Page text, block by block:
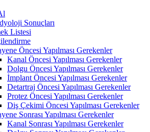
Sonuçları
Listesi
Öncesi Yapılması Gerekenler
Kanal Öncesi Yapılması Gerekenler
Dolgu Öncesi Yapılması Gerekenler
İmplant Öncesi Yapılması Gerekenler
Detartraj Öncesi Yapılması Gerekenler
Protez Öncesi Yapılması Gerekenler
Diş Çekimi Öncesi Yapılması Gerekenler
Sonrası Yapılması Gerekenler
Kanal Sonrası Yapılması Gerekenler